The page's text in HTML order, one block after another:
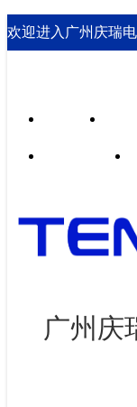
欢迎进入广州庆瑞
广州庆